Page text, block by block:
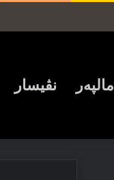
مالپەر نڤیسار